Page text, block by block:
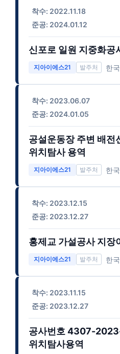
착수: 2022.11.18
준공: 2024.01.12
신포로 일원 지중화공
지아이에스21 한
착수: 2023.06.07
준공: 2024.01.05
공설운동장 주변 배전
위치탐사 용역
지아이에스21 한
착수: 2023.12.15
준공: 2023.12.27
홍제교 가설공사 지장
지아이에스21 한
착수: 2023.11.15
준공: 2023.12.27
공사번호 4307-
위치탐사용역